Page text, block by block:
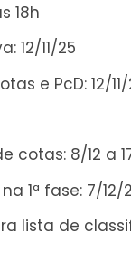
18h
12/11/25
e PcD: 12/11/
8/12 a
1ª fase: 7/12/
lista de